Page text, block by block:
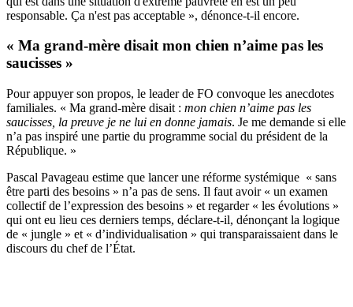
responsable. Ça n'est pas acceptable », dénonce-t-il encore.
« Ma grand-mère disait mon chien n’aime pas les
saucisses »
Pour appuyer son propos, le leader de FO convoque les anecdotes
familiales. « Ma grand-mère disait : mon chien n’aime pas les
saucisses, la preuve je ne lui en donne jamais. Je me demande si elle
n’a pas inspiré une partie du programme social du président de la
République. »
Pascal Pavageau estime que lancer une réforme systémique « sans
être parti des besoins » n’a pas de sens. Il faut avoir « un examen
collectif de l’expression des besoins » et regarder « les évolutions »
qui ont eu lieu ces derniers temps, déclare-t-il, dénonçant la logique
de « jungle » et « d’individualisation » qui transparaissaient dans le
discours du chef de l’État.